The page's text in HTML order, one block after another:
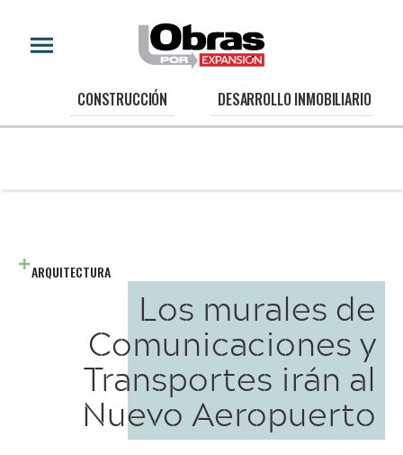
CONSTRUCCIÓN DESARROLLO INMOBILIARIO
ARQUITECTURA
Los murales de
Comunicaciones y
Transportes irán al
Nuevo Aeropuerto